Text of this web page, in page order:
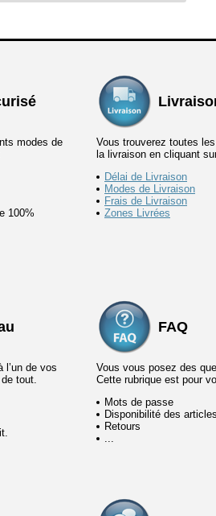
modes de
100%
Vous trouverez toutes
la livraison en cliquant
Délai de Livraison
Modes de Livraison
Frais de Livraison
Zones Livrées
l’un de vos
tout.
FAQ
Vous vous posez des
Cette rubrique est pour
Mots de passe
Disponibilité des articles
Retours
...